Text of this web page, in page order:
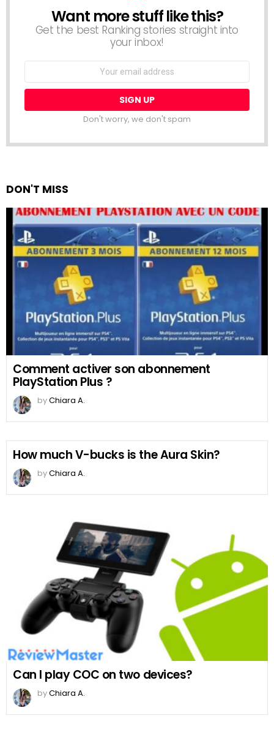
NEWSLETTER
Want more stuff like this?
Get the best Ranking stories straight into
your inbox!
Email
Don't worry, we don't spam
DON'T MISS
Comment activer son abonnement
PlayStation Plus ?
byChiara A.
How much V-bucks is the Aura Skin?
byChiara A.
Can I play COC on two devices?
byChiara A.